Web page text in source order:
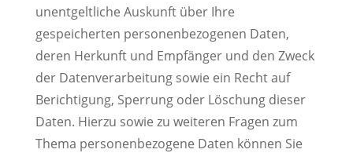
unentgeltliche Auskunft über Ihre
gespeicherten personenbezogenen Daten,
deren Herkunft und Empfänger und den Zweck
der Datenverarbeitung sowie ein Recht auf
Berichtigung, Sperrung oder Löschung dieser
Daten. Hierzu sowie zu weiteren Fragen zum
Thema personenbezogene Daten können Sie